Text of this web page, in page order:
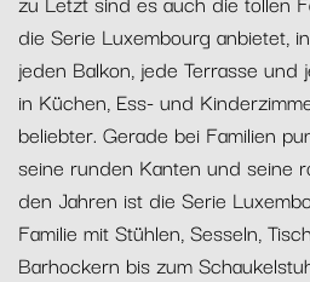
die Serie Luxembourg anbietet,
jeden Balkon, jede Terrasse
in Küchen, Ess- und
beliebter. Gerade bei Familien
seine runden Kanten und seine
den Jahren ist die Serie
Familie mit Stühlen, Sesseln,
Barhockern bis zum